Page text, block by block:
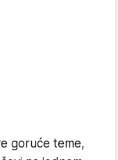
goruće teme,